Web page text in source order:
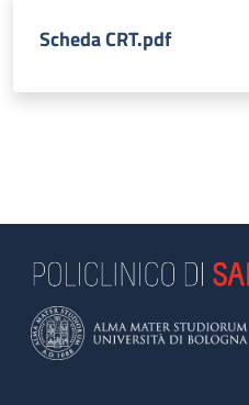
Scheda CRT.pdf